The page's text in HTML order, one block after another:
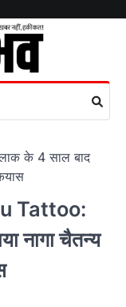
के 4 साल बाद
Tattoo:
नागा चैतन्य